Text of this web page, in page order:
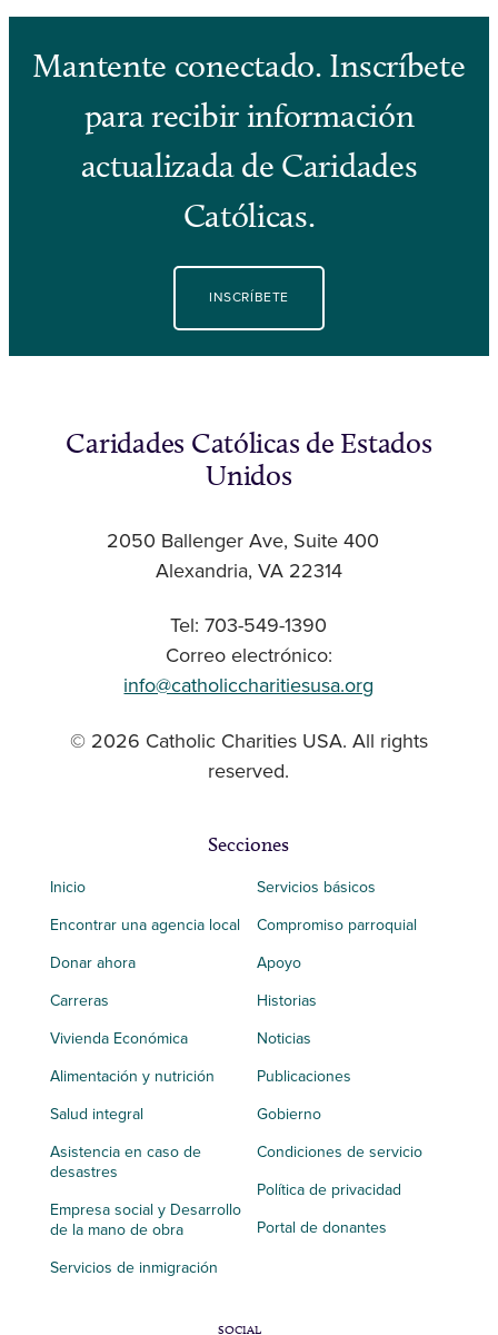
Mantente conectado. Inscríbete
para recibir información
actualizada de Caridades
Católicas.
INSCRÍBETE
Caridades Católicas de Estados
Unidos
2050 Ballenger Ave, Suite 400
Alexandria, VA 22314
Tel: 703-549-1390
Correo electrónico:
info@catholiccharitiesusa.org
© 2026 Catholic Charities USA. All rights
reserved.
Secciones
Inicio
Encontrar una agencia local
Donar ahora
Carreras
Vivienda Económica
Alimentación y nutrición
Salud integral
Asistencia en caso de
desastres
Empresa social y Desarrollo
de la mano de obra
Servicios de inmigración
Servicios básicos
Compromiso parroquial
Apoyo
Historias
Noticias
Publicaciones
Gobierno
Condiciones de servicio
Política de privacidad
Portal de donantes
SOCIAL